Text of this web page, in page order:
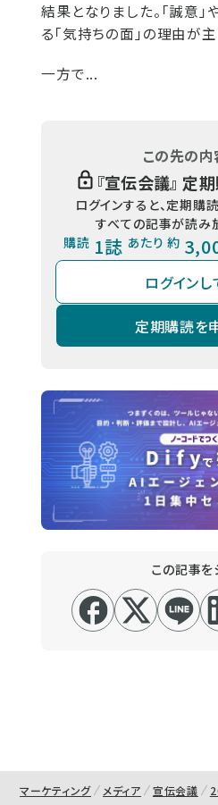
結果となりました。「誠意」
る「気持ちの面」の理由が
一方で...
この先の
『宣伝会議』 定
ログインすると、定期購
すべての記事が読み
購読 1誌 あたり 約
ログイン
定期購読を
この記事を
マーケティング メディア 宣伝会議